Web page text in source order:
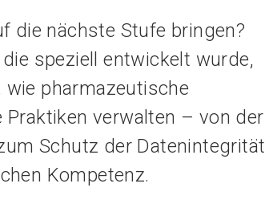
die nächste Stufe bringen?​​​​​​​
speziell entwickelt wurde,
pharmazeutische
verwalten – von der
Schutz der Datenintegrität
Kompetenz.